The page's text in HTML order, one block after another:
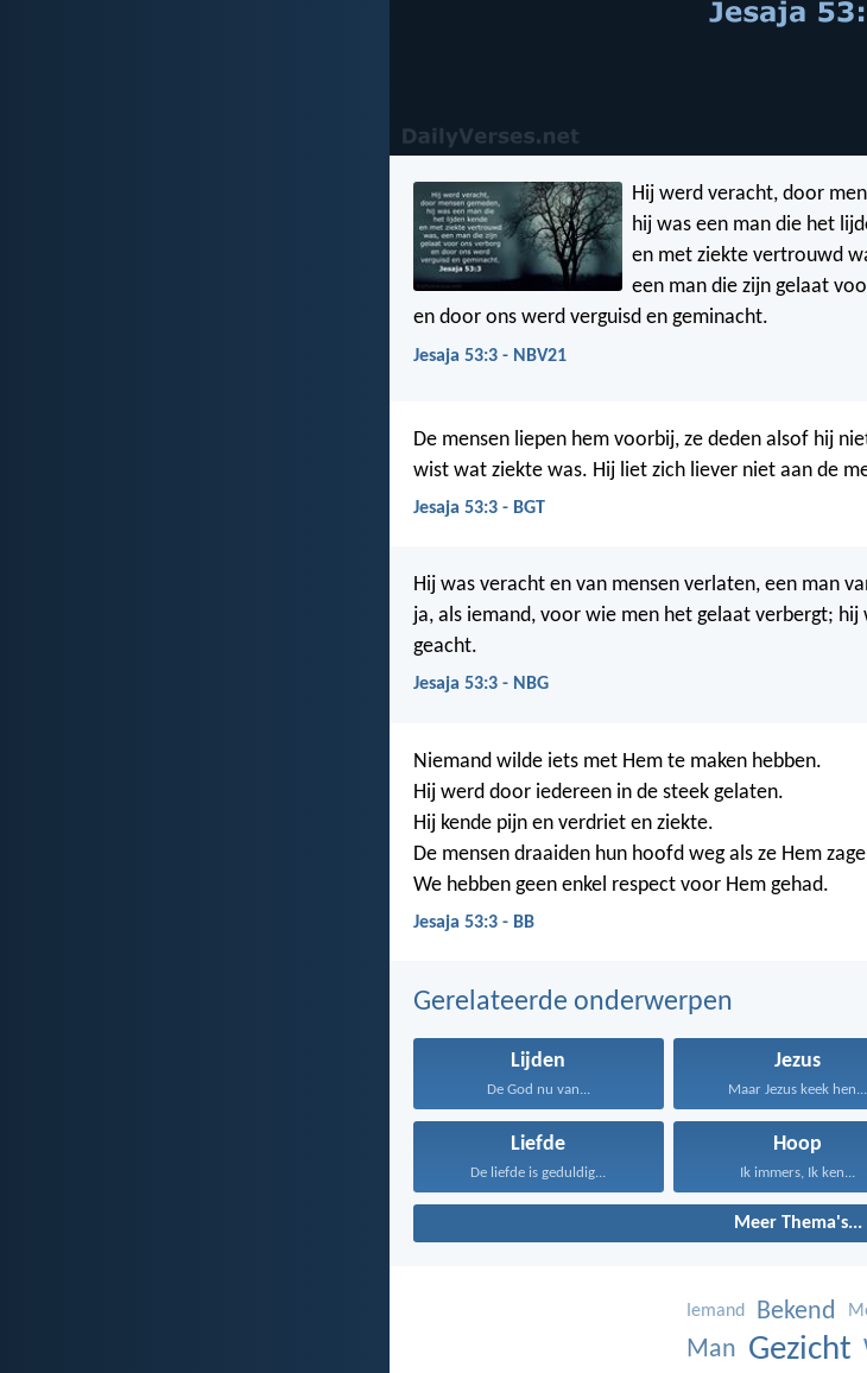
Hij werd veracht, door
hij was een man die het
en met ziekte vertrouwd
een man die zijn gelaat
en door ons werd verguisd en geminacht.
Jesaja 53:3 - NBV21
De mensen liepen hem voorbij, ze deden alsof hij
wist wat ziekte was. Hij liet zich liever niet aan de
Jesaja 53:3 - BGT
Hij was veracht en van mensen verlaten, een man
ja, als iemand, voor wie men het gelaat verbergt;
geacht.
Jesaja 53:3 - NBG
Niemand wilde iets met Hem te maken hebben.
Hij werd door iedereen in de steek gelaten.
Hij kende pijn en verdriet en ziekte.
De mensen draaiden hun hoofd weg als ze Hem
We hebben geen enkel respect voor Hem gehad.
Jesaja 53:3 - BB
Gerelateerde onderwerpen
Lijden
De God nu van...
Jezus
Maar Jezus keek hen...
Liefde
De liefde is geduldig...
Hoop
Ik immers, Ik ken...
Meer Thema's...
Iemand Bekend
Man Gezicht